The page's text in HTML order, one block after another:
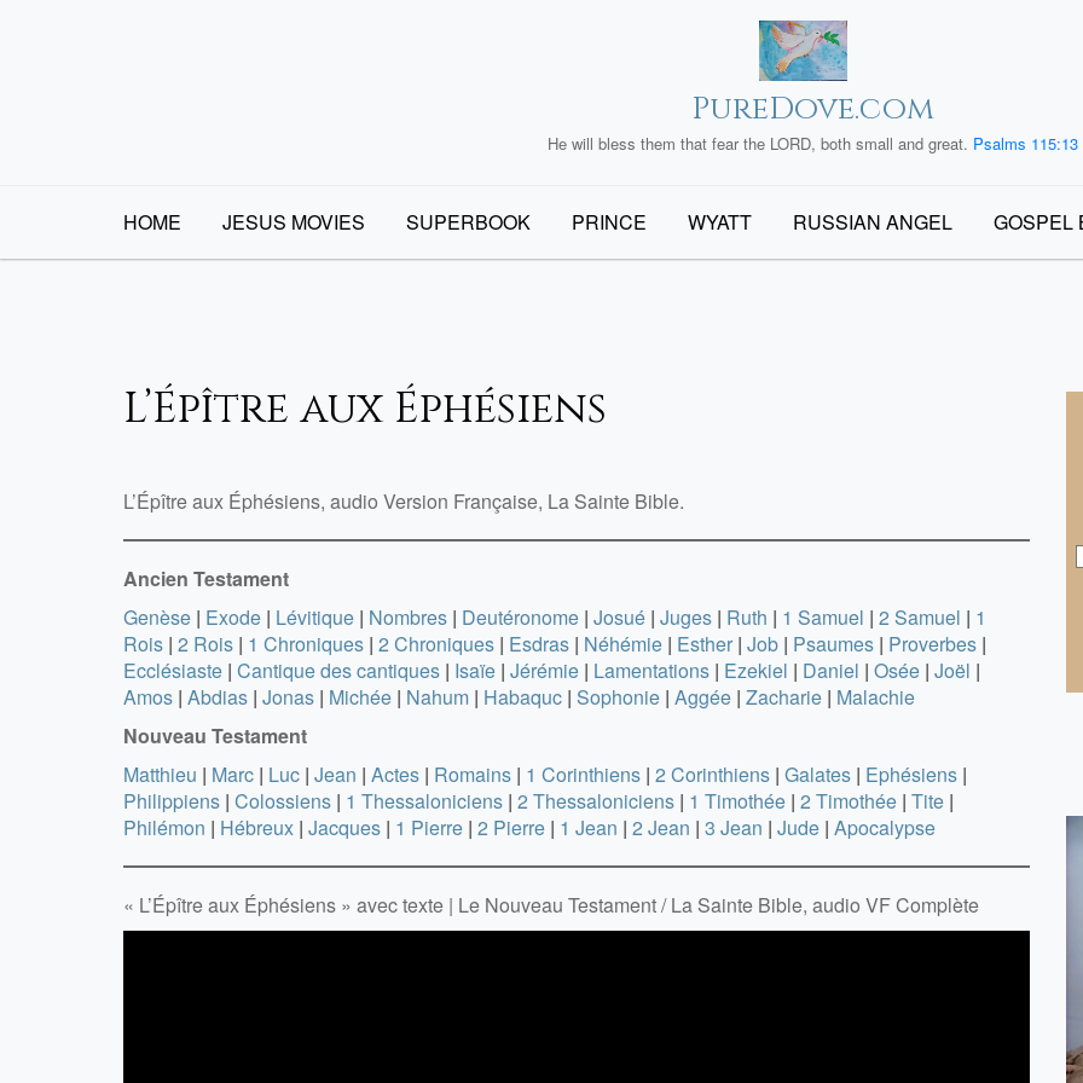
PureDove.com
He will bless them that fear the LORD, both small and great. Psalms 115:13
HOME JESUS MOVIES SUPERBOOK PRINCE WYATT RUSSIAN ANGEL GOSPEL
L’Épître aux Éphésiens
L’Épître aux Éphésiens, audio Version Française, La Sainte Bible.
Ancien Testament
Genèse | Exode | Lévitique | Nombres | Deutéronome | Josué | Juges | Ruth | 1 Samuel | 2 Samuel | 1
Rois | 2 Rois | 1 Chroniques | 2 Chroniques | Esdras | Néhémie | Esther | Job | Psaumes | Proverbes |
Ecclésiaste | Cantique des cantiques | Isaïe | Jérémie | Lamentations | Ezekiel | Daniel | Osée | Joël |
Amos | Abdias | Jonas | Michée | Nahum | Habaquc | Sophonie | Aggée | Zacharie | Malachie
Nouveau Testament
Matthieu | Marc | Luc | Jean | Actes | Romains | 1 Corinthiens | 2 Corinthiens | Galates | Ephésiens |
Philippiens | Colossiens | 1 Thessaloniciens | 2 Thessaloniciens | 1 Timothée | 2 Timothée | Tite |
Philémon | Hébreux | Jacques | 1 Pierre | 2 Pierre | 1 Jean | 2 Jean | 3 Jean | Jude | Apocalypse
« L’Épître aux Éphésiens » avec texte | Le Nouveau Testament / La Sainte Bible, audio VF Complète